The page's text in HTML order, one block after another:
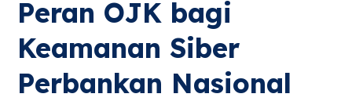
Peran OJK bagi
Keamanan Siber
Perbankan Nasional